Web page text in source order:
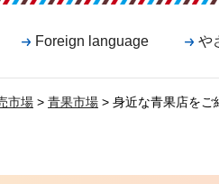
Foreign language や
市場 > 青果市場 > 身近な青果店をご